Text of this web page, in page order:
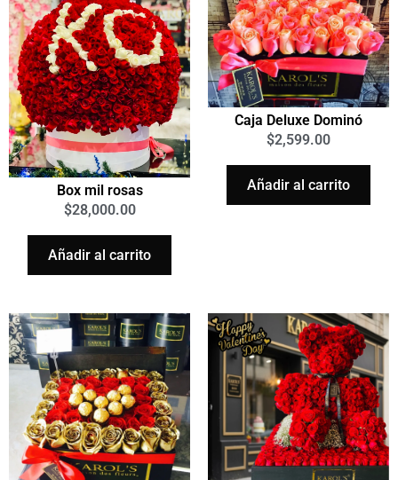
Box mil rosas
$28,000.00
Añadir al carrito
Caja Deluxe Dominó
$2,599.00
Añadir al carrito